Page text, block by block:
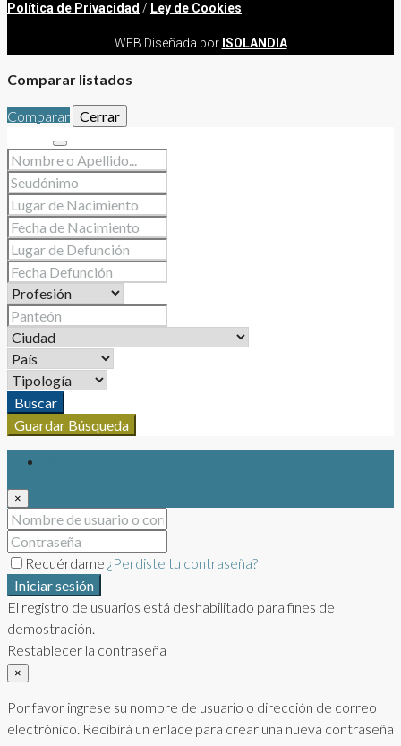
Política de Privacidad / Ley de Cookies
WEB Diseñada por ISOLANDIA
Comparar listados
Comparar Cerrar
Buscar
Guardar Búsqueda
×
Recuérdame ¿Perdiste tu contraseña?
Iniciar sesión
El registro de usuarios está deshabilitado para fines de
demostración.
Restablecer la contraseña
×
Por favor ingrese su nombre de usuario o dirección de correo
electrónico. Recibirá un enlace para crear una nueva contraseña